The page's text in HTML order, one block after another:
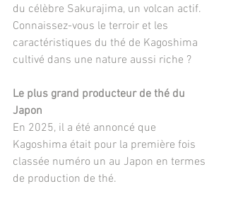
du célèbre Sakurajima, un volcan actif.
Connaissez-vous le terroir et les
caractéristiques du thé de Kagoshima
cultivé dans une nature aussi riche ?
Le plus grand producteur de thé du
Japon
En 2025, il a été annoncé que
Kagoshima était pour la première fois
classée numéro un au Japon en termes
de production de thé.